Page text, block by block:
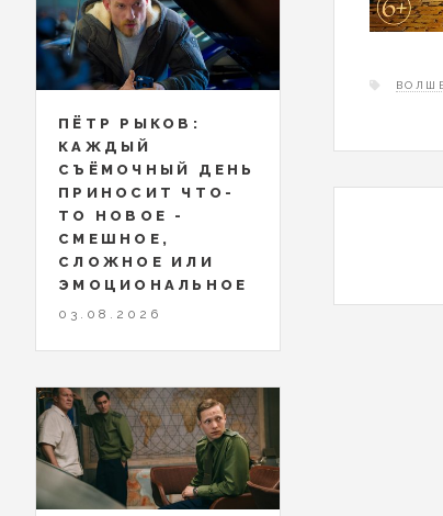
ПЁТР РЫКОВ:
КАЖДЫЙ
СЪЁМОЧНЫЙ ДЕНЬ
ПРИНОСИТ ЧТО-
ТО НОВОЕ -
СМЕШНОЕ,
СЛОЖНОЕ ИЛИ
ЭМОЦИОНАЛЬНОЕ
03.08.2026